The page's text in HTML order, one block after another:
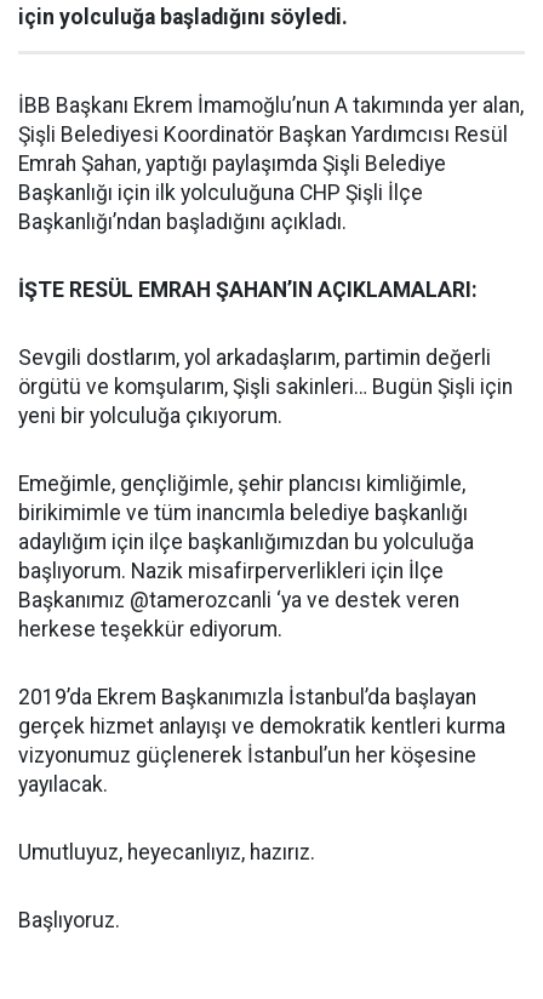
için yolculuğa başladığını söyledi.
İBB Başkanı Ekrem İmamoğlu’nun A takımında yer alan,
Şişli Belediyesi Koordinatör Başkan Yardımcısı Resül
Emrah Şahan, yaptığı paylaşımda Şişli Belediye
Başkanlığı için ilk yolculuğuna CHP Şişli İlçe
Başkanlığı’ndan başladığını açıkladı.
İŞTE RESÜL EMRAH ŞAHAN’IN AÇIKLAMALARI:
Sevgili dostlarım, yol arkadaşlarım, partimin değerli
örgütü ve komşularım, Şişli sakinleri… Bugün Şişli için
yeni bir yolculuğa çıkıyorum.
Emeğimle, gençliğimle, şehir plancısı kimliğimle,
birikimimle ve tüm inancımla belediye başkanlığı
adaylığım için ilçe başkanlığımızdan bu yolculuğa
başlıyorum. Nazik misafirperverlikleri için İlçe
Başkanımız @tamerozcanli ‘ya ve destek veren
herkese teşekkür ediyorum.
2019’da Ekrem Başkanımızla İstanbul’da başlayan
gerçek hizmet anlayışı ve demokratik kentleri kurma
vizyonumuz güçlenerek İstanbul’un her köşesine
yayılacak.
Umutluyuz, heyecanlıyız, hazırız.
Başlıyoruz.